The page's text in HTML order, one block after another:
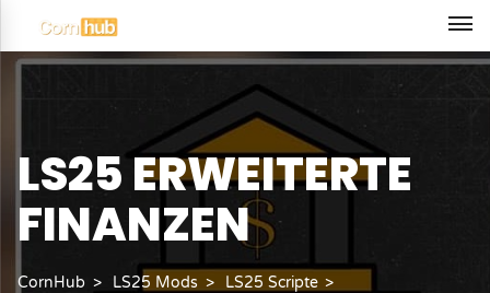
LS25 ERWEITERTE
FINANZEN
CornHub LS25 Mods
LS25 Scripte